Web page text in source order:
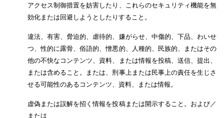
アクセス制御措置を妨害したり、これらのセキュリティ機能を無
効化または回避しようとしたりすること。
違法、有害、脅迫的、虐待的、嫌がらせ、中傷的、下品、わいせ
つ、性的に露骨、俗語的、憎悪的、人種的、民族的、またはその
他の不快なコンテンツ、資料、または情報を投稿、送信、提出、
または含めること。または、刑事上または民事上の責任を生じさ
せる可能性のあるコンテンツ、資料、または情報。
虚偽または誤解を招く情報を投稿または開示すること。および／
または